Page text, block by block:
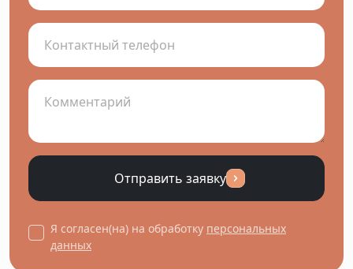
Отправить заявку
Я согласен(на) на обработку персональных
данных